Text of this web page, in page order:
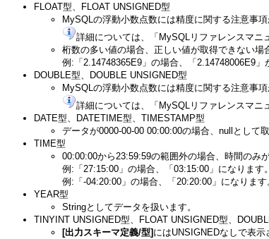
FLOAT型、FLOAT UNSIGNED型
MySQLの浮動小数点数には精度に関する注意事項
詳細については、「MySQLリファレンスマニ
桁数の多い値の場合、正しい値が取得できない場
例:「2.14748365E9」の場合、「2.14748006E9」
DOUBLE型、DOUBLE UNSIGNED型
MySQLの浮動小数点数には精度に関する注意事項
詳細については、「MySQLリファレンスマニ
DATE型、DATETIME型、TIMESTAMP型
データが0000-00-00 00:00:00の場合、nullとして取
TIME型
00:00:00から23:59:59の範囲外の場合、時間のみ
例:「27:15:00」の場合、「03:15:00」になります。
例:「-04:20:00」の場合、「20:20:00」になります
YEAR型
Stringとしてデータを扱います。
TINYINT UNSIGNED型、FLOAT UNSIGNED型、
[出力スキーマ定義/型] にはUNSIGNEDなしで表示